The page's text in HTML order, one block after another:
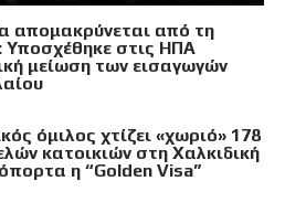
απομακρύνεται από τη
Υποσχέθηκε στις ΗΠΑ
μείωση των εισαγωγών
όμιλος χτίζει «χωριό» 178
κατοικιών στη Χαλκιδική
η “Golden Visa”